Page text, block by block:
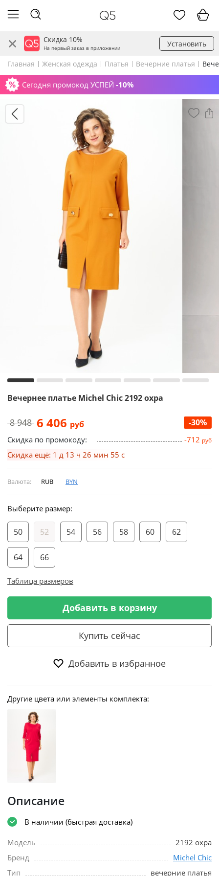
Скидка 10%
На первый заказ в приложении Установить
Главная Женская одежда Платья Вечерние платья
Сегодня промокод УСПЕЙ -10%
Вечернее платье Michel Chic 2192 охра
8 948 6 406 руб -30%
Скидка по промокоду: -712 руб
Скидка ещё: 1 д 13 ч 26 мин 54 с
Валюта: RUB BYN
Выберите размер:
50 52 54 56 58 60 62
64 66
Таблица размеров
Добавить в корзину
Купить сейчас
Добавить в избранное
Другие цвета или элементы комплекта:
Описание
В наличии (быстрая доставка)
Модель
2192 охра
Бренд
Michel Chic
Тип
вечерние платья